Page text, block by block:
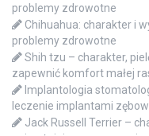
problemy zdrowotne
Chihuahua: charakter i
problemy zdrowotne
Shih tzu – charakter,
zapewnić komfort małej
Implantologia
leczenie implantami
Jack Russell Terrier –